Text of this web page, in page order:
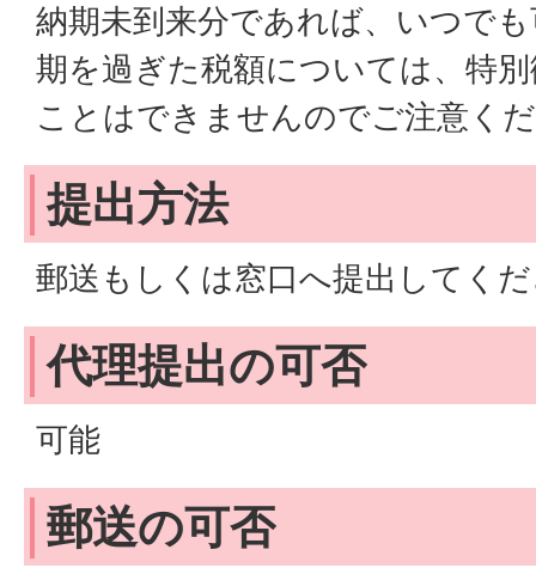
納期未到来分であれば、いつで
期を過ぎた税額については、特
ことはできませんのでご注意く
提出方法
郵送もしくは窓口へ提出してく
代理提出の可否
可能
郵送の可否